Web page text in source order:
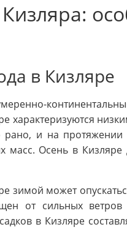
в Кизляре
характеризуются
рано, и на
масс. Осень в
зимой может
от сильных
в Кизляре